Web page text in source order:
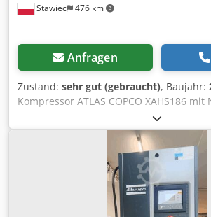
Stawiec 476 km
Anfragen
Zustand: sehr gut (gebraucht), Baujahr:
Kompressor ATLAS COPCO XAHS186
vollständigem Service. Technische
m3/min; Betriebsdruck: 12 bar; Baujahr:
DEUTZ 104 kW; Betriebsstunden: 1.172
Am Hsrf Der Kompressor ist voll
einsatzbereit und wird mit Garantie
125.500 PLN Bruttopreis: 154.365 PLN
im einwandfreien Zustand importiert.